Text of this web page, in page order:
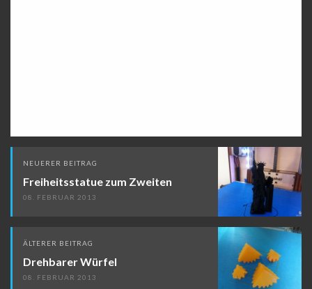
Beitragsnavigation
NEUERER BEITRAG
Freiheitsstatue zum Zweiten
08. FEBRUAR 2013
ÄLTERER BEITRAG
Drehbarer Würfel
08. FEBRUAR 2013